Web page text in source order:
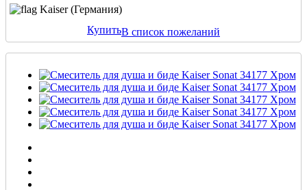
Kaiser (Германия)
КупитьВ список пожеланий